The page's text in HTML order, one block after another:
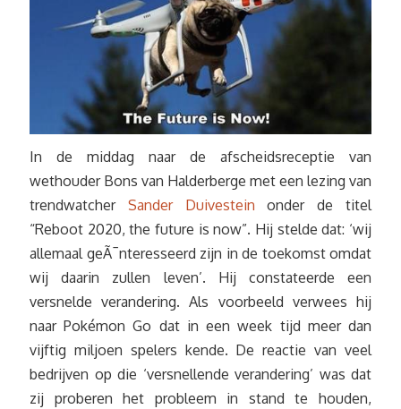
In de middag naar de afscheidsreceptie van
wethouder Bons van Halderberge met een lezing van
trendwatcher Sander Duivestein onder de titel
“Reboot 2020, the future is now”. Hij stelde dat: ‘wij
allemaal geÃ¯nteresseerd zijn in de toekomst omdat
wij daarin zullen leven’. Hij constateerde een
versnelde verandering. Als voorbeeld verwees hij
naar Pokémon Go dat in een week tijd meer dan
vijftig miljoen spelers kende. De reactie van veel
bedrijven op die ‘versnellende verandering’ was dat
zij proberen het probleem in stand te houden,